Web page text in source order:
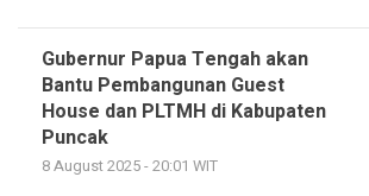
Gubernur Papua Tengah akan
Bantu Pembangunan Guest
House dan PLTMH di Kabupaten
Puncak
8 August 2025 - 20:01 WIT